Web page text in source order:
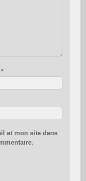
*
et mon site dans